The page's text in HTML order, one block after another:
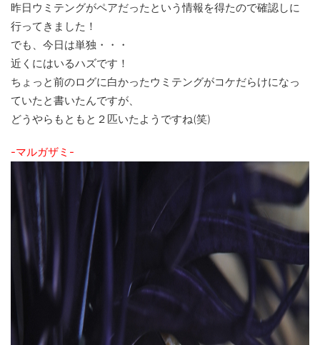
昨日ウミテングがペアだったという情報を得たので確認しに
行ってきました！
でも、今日は単独・・・
近くにはいるハズです！
ちょっと前のログに白かったウミテングがコケだらけになっ
ていたと書いたんですが、
どうやらもともと２匹いたようですね(笑)
-マルガザミ-